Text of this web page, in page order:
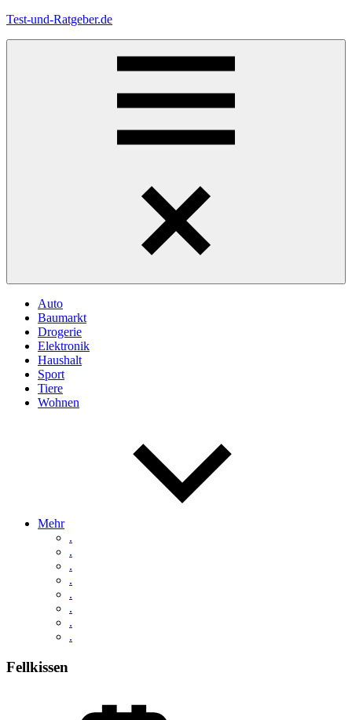
Zum
Test-und-Ratgeber.de
Auto
Baumarkt
Drogerie
Elektronik
Haushalt
Sport
Tiere
Wohnen
Mehr
.
.
.
.
.
.
.
.
Fellkissen